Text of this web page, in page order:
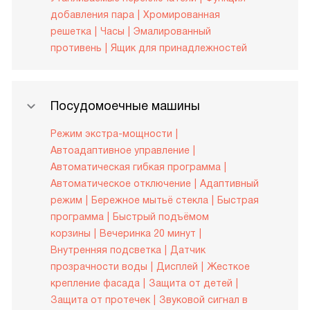
добавления пара
Хромированная
решетка
Часы
Эмалированный
противень
Ящик для принадлежностей
Посудомоечные машины
Режим экстра-мощности
Автоадаптивное управление
Автоматическая гибкая программа
Автоматическое отключение
Адаптивный
режим
Бережное мытьё стекла
Быстрая
программа
Быстрый подъёмом
корзины
Вечеринка 20 минут
Внутренняя подсветка
Датчик
прозрачности воды
Дисплей
Жесткое
крепление фасада
Защита от детей
Защита от протечек
Звуковой сигнал в